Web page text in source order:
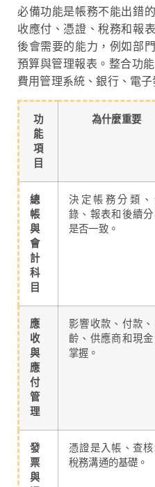
必備功能是帳務不能出錯
收應付、憑證、稅務和報
後會需要的能力，例如部
預算與管理報表。整合功
費用管理系統、銀行、電
功
能
項
目
為什麼重要
總
帳
與
會
計
科
目
決定帳務分類、
錄、報表和後續
是否一致。
應
收
與
應
付
管
理
影響收款、付款
齡、供應商和現
掌握。
發
票
與
憑證是入帳、查核
稅務溝通的基礎。